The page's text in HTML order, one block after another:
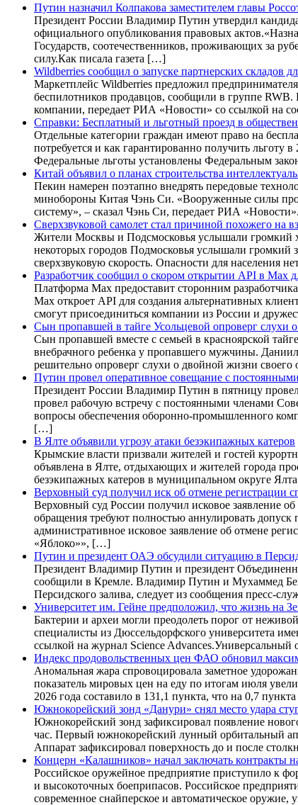
Путин назначил Колпакова заместителем главы
Президент России Владимир Путин утвердил
официального опубликования правовых
Государств, соотечественников, проживающих за
силу.Как писала газета […]
Wildberries сообщил о запуске партнерских складов
Маркетплейс Wildberries предложил
беспилотников продавцов, сообщили в группе RWB.
компании, передает РИА «Новости» со ссылкой на
Справки: Бесплатный и льготный проезд в
Отдельные категории граждан имеют право на
потребуется и как гарантированно получить льготу
Федеральные льготы установлены Федеральным
Китай объявил о планах строительства
Пекин намерен поэтапно внедрять передовые
минобороны Китая Чэнь Си. «Вооруженные силы
систему», – сказал Чэнь Си, передает РИА
Сверхзвуковой самолет стал причиной похожего на
Жители Москвы и Подсмосковья услышали громкий
некоторых городов Подмосковья услышали
сверхзвуковую скорость. Опасности для
Разработчик сообщил о скором открытии API в Max
Платформа Max предоставит сторонним
Max откроет API для создания альтернативных
смогут присоединиться компании из России и
Сын пропавшей в тайге Усольцевой опроверг слухи
Сын пропавшей вместе с семьей в красноярской
внебрачного ребенка у пропавшего мужчины.
решительно опроверг слухи о двойной жизни
Путин провел оперативное совещание с
Президент России Владимир Путин в пятницу
провел рабочую встречу с постоянными членами
вопросы обеспечения оборонно-промышленного
[…]
В Ялте объявили угрозу атаки безэкипажных катеров
Крымские власти призвали жителей и гостей
объявлена в Ялте, отдыхающих и жителей города
безэкипажных катеров в муниципальном округе
Верховный суд получил иск об отмене регистрации
Верховный суд России получил исковое заявление
обращения требуют полностью аннулировать
административное исковое заявление об отмене
«Яблоко»», […]
Путин и президент ОАЭ обсудили ситуацию в
Президент Владимир Путин и президент
сообщили в Кремле. Владимир Путин и Мухаммед
Персидского залива, следует из сообщения пресс-
Университет им. Гейне предположил, что жизнь на
Бактерии и археи могли преодолеть порог от
специалисты из Дюссельдорфского университета
ссылкой на журнал Science
Индекс продовольственных цен ФАО обновил
Аномальная жара спровоцировала заметное
показатель мировых цен на еду по итогам июля
2026 года составило в 131,1 пункта, что на 0,7
Южнокорейский зонд «Данури» снял место удара
Южнокорейский зонд зафиксировал появление
час. Первый южнокорейский лунный орбитальный
Аппарат зафиксировал поверхность до и после
Концерн «Калашников» начал заключать контракты
Российское оружейное предприятие приступило к
и высокоточных боеприпасов. Российское
современное снайперское и автоматическое